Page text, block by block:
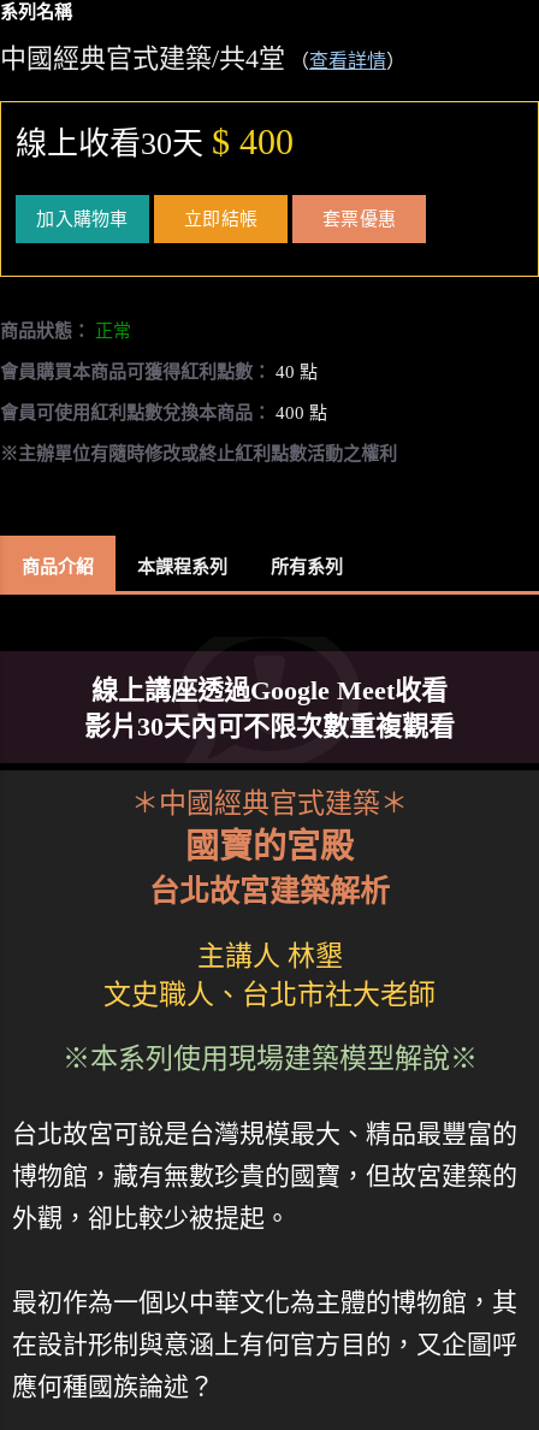
系列名稱
中國經典官式建築/共4堂 （查看詳情）
線上收看30天 $ 400
加入購物車 立即結帳 套票優惠
商品狀態： 正常
會員購買本商品可獲得紅利點數： 40 點
會員可使用紅利點數兌換本商品： 400 點
※主辦單位有隨時修改或終止紅利點數活動之權利
商品介紹 本課程系列 所有系列
線上講座透過Google Meet收看
影片30天內可不限次數重複觀看
＊中國經典官式建築＊
國寶的宮殿
台北故宮建築解析
主講人 林墾
文史職人、台北市社大老師
※本系列使用現場建築模型解說※
台北故宮可說是台灣規模最大、精品最豐富的
博物館，藏有無數珍貴的國寶，但故宮建築的
外觀，卻比較少被提起。
最初作為一個以中華文化為主體的博物館，其
在設計形制與意涵上有何官方目的，又企圖呼
應何種國族論述？